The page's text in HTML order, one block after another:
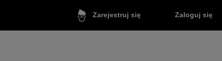
Zarejestruj się Zaloguj się